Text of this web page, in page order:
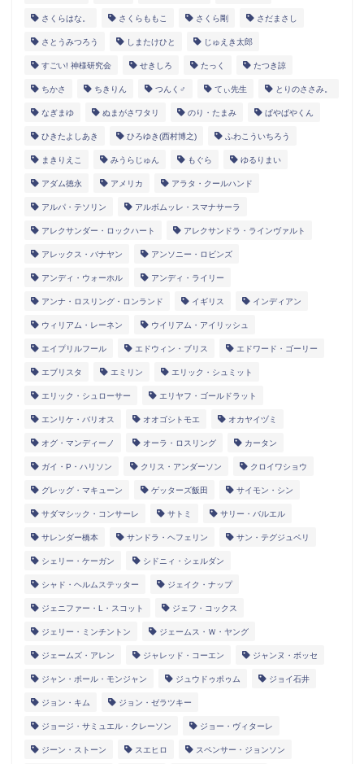
さくらはな。 さくらももこ さくら剛 さだまさし
さとうみつろう しまたけひと じゅえき太郎
すごい! 神様研究会 せきしろ たっく たつき諒
ちかさ ちきりん つんく♂ てぃ先生 とりのささみ。
なぎまゆ ぬまがさワタリ のり・たまみ ぱやぱやくん
ひきたよしあき ひろゆき(西村博之) ふわこういちろう
まきりえこ みうらじゅん もぐら ゆるりまい
アダム徳永 アメリカ アラタ・クールハンド
アルパ・テソリン アルボムッレ・スマナサーラ
アレクサンダー・ロックハート アレクサンドラ・ラインヴァルト
アレックス・バナヤン アンソニー・ロビンズ
アンディ・ウォーホル アンディ・ライリー
アンナ・ロスリング・ロンランド イギリス インディアン
ウィリアム・レーネン ウイリアム・アイリッシュ
エイプリルフール エドウィン・ブリス エドワード・ゴーリー
エブリスタ エミリン エリック・シュミット
エリック・シュローサー エリヤフ・ゴールドラット
エンリケ・バリオス オオゴシトモエ オカヤイヅミ
オグ・マンディーノ オーラ・ロスリング カータン
ガイ・P・ハリソン クリス・アンダーソン クロイワショウ
グレッグ・マキューン ゲッターズ飯田 サイモン・シン
サダマシック・コンサーレ サトミ サリー・バルエル
サレンダー橋本 サンドラ・ヘフェリン サン・テグジュペリ
シェリー・ケーガン シドニィ・シェルダン
シャド・ヘルムステッター ジェイク・ナップ
ジェニファー・L・スコット ジェフ・コックス
ジェリー・ミンチントン ジェームス・Ｗ・ヤング
ジェームズ・アレン ジャレッド・コーエン ジャンヌ・ボッセ
ジャン・ポール・モンジャン ジュウドゥポゥム ジョイ石井
ジョン・キム ジョン・ゼラツキー
ジョージ・サミュエル・クレーソン ジョー・ヴィターレ
ジーン・ストーン スエヒロ スペンサー・ジョンソン